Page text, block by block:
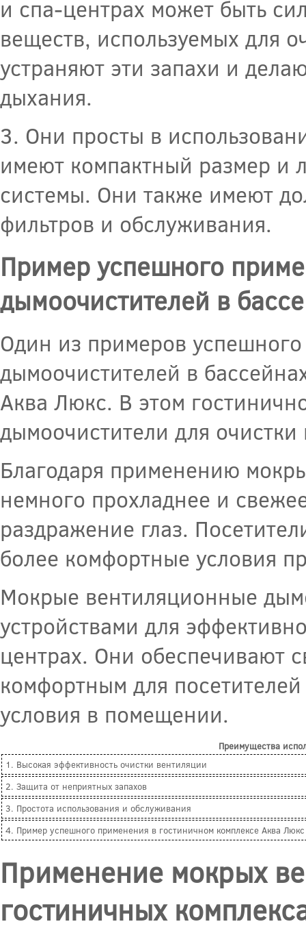
и спа-центрах может быть
веществ, используемых для
устраняют эти запахи и
дыхания.
3. Они просты в
имеют компактный размер и
системы. Они также имеют
фильтров и обслуживания.
Пример успешного
дымоочистителей в
Один из примеров
дымоочистителей в
Аква Люкс. В этом
дымоочистители для
Благодаря применению
немного прохладнее и
раздражение глаз.
более комфортные условия
Мокрые вентиляционные
устройствами для
центрах. Они обеспечивают
комфортным для
условия в помещении.
Преимущества
1. Высокая эффективность очистки вентиляции
2. Защита от неприятных запахов
3. Простота использования и обслуживания
4. Пример успешного применения в гостиничном комплексе Аква Люкс
Применение мокрых
гостиничных